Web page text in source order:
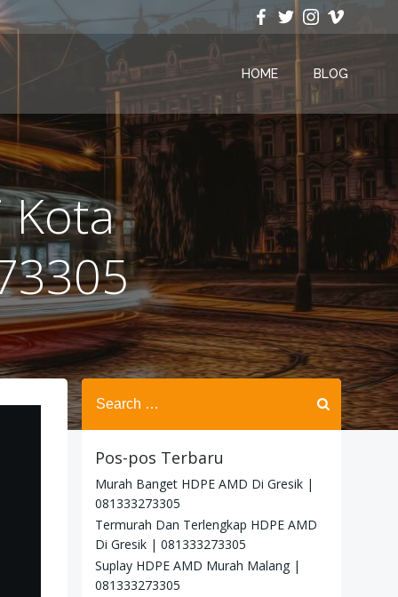
HOME BLOG
Kota
Search
for:
Pos-pos Terbaru
Murah Banget HDPE AMD Di Gresik |
081333273305
Termurah Dan Terlengkap HDPE AMD
Di Gresik | 081333273305
Suplay HDPE AMD Murah Malang |
081333273305